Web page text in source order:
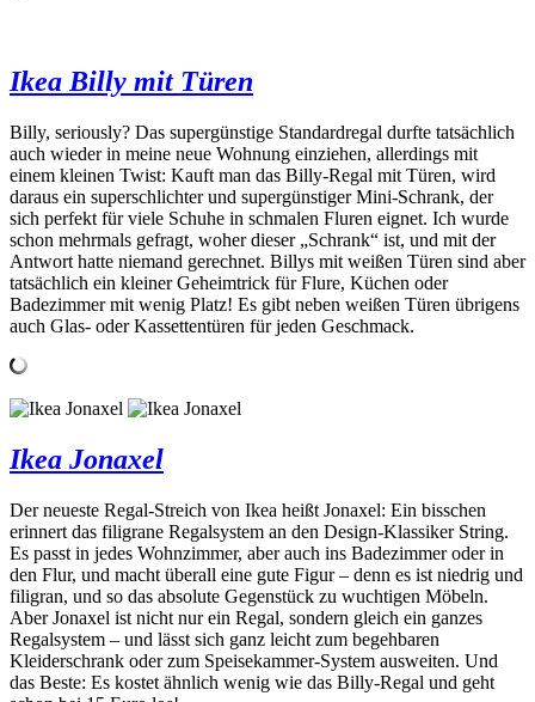
Ikea Billy mit Türen
Billy, seriously? Das supergünstige Standardregal durfte tatsächlich
auch wieder in meine neue Wohnung einziehen, allerdings mit
einem kleinen Twist: Kauft man das Billy-Regal mit Türen, wird
daraus ein superschlichter und supergünstiger Mini-Schrank, der
sich perfekt für viele Schuhe in schmalen Fluren eignet. Ich wurde
schon mehrmals gefragt, woher dieser „Schrank“ ist, und mit der
Antwort hatte niemand gerechnet. Billys mit weißen Türen sind aber
tatsächlich ein kleiner Geheimtrick für Flure, Küchen oder
Badezimmer mit wenig Platz! Es gibt neben weißen Türen übrigens
auch Glas- oder Kassettentüren für jeden Geschmack.
Ikea Jonaxel
Der neueste Regal-Streich von Ikea heißt Jonaxel: Ein bisschen
erinnert das filigrane Regalsystem an den Design-Klassiker String.
Es passt in jedes Wohnzimmer, aber auch ins Badezimmer oder in
den Flur, und macht überall eine gute Figur – denn es ist niedrig und
filigran, und so das absolute Gegenstück zu wuchtigen Möbeln.
Aber Jonaxel ist nicht nur ein Regal, sondern gleich ein ganzes
Regalsystem – und lässt sich ganz leicht zum begehbaren
Kleiderschrank oder zum Speisekammer-System ausweiten. Und
das Beste: Es kostet ähnlich wenig wie das Billy-Regal und geht